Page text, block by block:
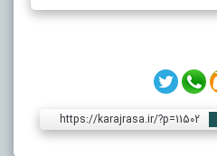
https://karajrasa.ir/?p=11502